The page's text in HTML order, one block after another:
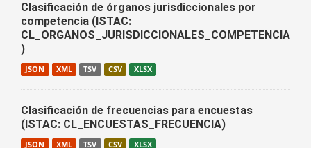
Clasificación de órganos jurisdiccionales por
competencia (ISTAC:
CL_ORGANOS_JURISDICCIONALES_COMPETENCIA
)
JSON XML TSV CSV XLSX
Clasificación de frecuencias para encuestas
(ISTAC: CL_ENCUESTAS_FRECUENCIA)
JSON XML TSV CSV XLSX